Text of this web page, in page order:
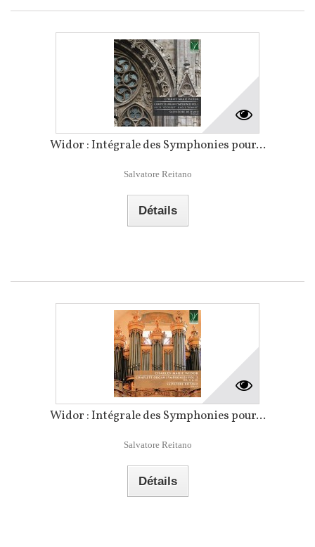
Widor : Intégrale des Symphonies pour...
Salvatore Reitano
Détails
Widor : Intégrale des Symphonies pour...
Salvatore Reitano
Détails